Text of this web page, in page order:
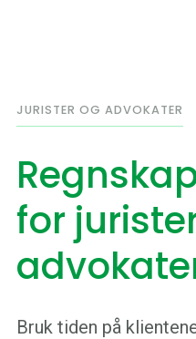
JURISTER OG ADVOKATER
for
Bruk tiden på